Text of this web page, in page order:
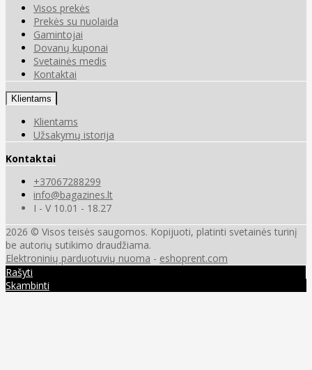
Visos prekės
Prekės su nuolaida
Gamintojai
Dovanų kuponai
Svetainės medis
Kontaktai
Klientams
Klientams
Užsakymų istorija
Kontaktai
+37067288299
info@bagazines.lt
I - V 10.01 - 18.27
2026 © Visos teisės saugomos. Kopijuoti, platinti svetainės turinį
be autorių sutikimo draudžiama.
Elektroninių parduotuvių nuoma - eshoprent.com
Rašyti
Skambinti